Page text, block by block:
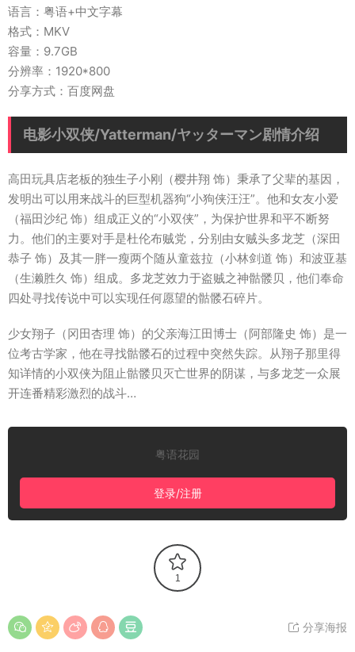
语言：粤语+中文字幕
格式：MKV
容量：9.7GB
分辨率：1920*800
分享方式：百度网盘
电影小双侠/Yatterman/ヤッターマン剧情介绍
高田玩具店老板的独生子小刚（樱井翔 饰）秉承了父辈的基因，
发明出可以用来战斗的巨型机器狗“小狗侠汪汪”。他和女友小爱
（福田沙纪 饰）组成正义的“小双侠”，为保护世界和平不断努
力。他们的主要对手是杜伦布贼党，分别由女贼头多龙芝（深田
恭子 饰）及其一胖一瘦两个随从童兹拉（小林剑道 饰）和波亚基
（生濑胜久 饰）组成。多龙芝效力于盗贼之神骷髅贝，他们奉命
四处寻找传说中可以实现任何愿望的骷髅石碎片。
少女翔子（冈田杏理 饰）的父亲海江田博士（阿部隆史 饰）是一
位考古学家，他在寻找骷髅石的过程中突然失踪。从翔子那里得
知详情的小双侠为阻止骷髅贝灭亡世界的阴谋，与多龙芝一众展
开连番精彩激烈的战斗…
粤语花园
登录/注册
1
分享海报